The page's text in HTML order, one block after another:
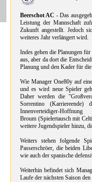
Beerschot AC - Das
Leistung der Mannschaft
Zukunft angestellt. Jedoch
weiteres Jahr verlängert wird.
Indes gehen die Planungen
aus, aber da dort die
Planung und den Kader für
Wie Manager One80y auf
und es wird neue Spieler
Daher werden die
Sorrentino (Karriereende)
Innenverteidiger-Hoffnung
Broum (Spielertausch mit
weitere Jugendspieler hinzu,
Weiters stehen folgende
Passerschröer, die beiden
wie auch der spanische
Weiterhin befindet sich
Laufe der nächsten Saison